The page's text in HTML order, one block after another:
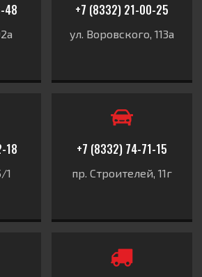
48 +7 (8332) 21-00-25
ул. Воровского, 113а
18
1
+7 (8332) 74-71-15
пр. Строителей, 11г